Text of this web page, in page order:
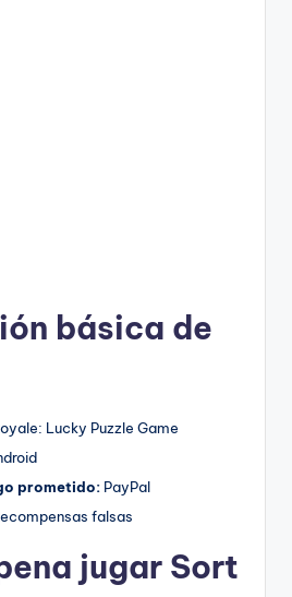
básica de
Lucky Puzzle Game
prometido: PayPal
falsas
jugar Sort